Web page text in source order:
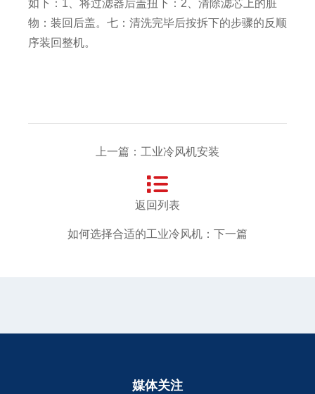
如下：1、将过滤器后盖扭下：2、清除滤芯上的脏
物：装回后盖。七：清洗完毕后按拆下的步骤的反顺
序装回整机。
上一篇：工业冷风机安装
返回列表
如何选择合适的工业冷风机：下一篇
媒体关注